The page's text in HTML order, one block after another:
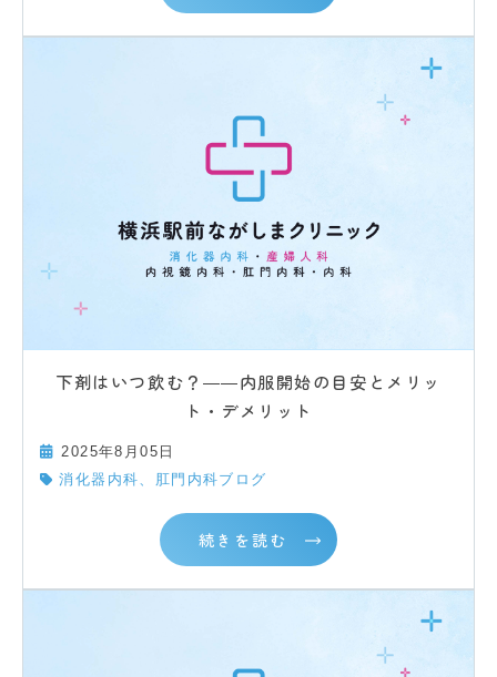
下剤はいつ飲む？――内服開始の目安とメリッ
ト・デメリット
2025年8月05日
消化器内科、肛門内科ブログ
続きを読む